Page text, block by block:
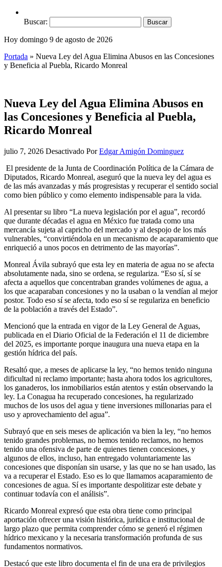
Buscar:
Hoy domingo 9 de agosto de 2026
Portada » Nueva Ley del Agua Elimina Abusos en las Concesiones
y Beneficia al Puebla, Ricardo Monreal
Nueva Ley del Agua Elimina Abusos en
las Concesiones y Beneficia al Puebla,
Ricardo Monreal
julio 7, 2026 Desactivado Por Edgar Amigón Dominguez
El presidente de la Junta de Coordinación Política de la Cámara de
Diputados, Ricardo Monreal, aseguró que la nueva ley del agua es
de las más avanzadas y más progresistas y recuperar el sentido social
como bien público y como elemento indispensable para la vida.
Al presentar su libro “La nueva legislación por el agua”, recordó
que durante décadas el agua en México fue tratada como una
mercancía sujeta al capricho del mercado y al despojo de los más
vulnerables, “convirtiéndola en un mecanismo de acaparamiento que
enriqueció a unos pocos en detrimento de las mayorías”.
Monreal Ávila subrayó que esta ley en materia de agua no se afecta
absolutamente nada, sino se ordena, se regulariza. “Eso sí, sí se
afecta a aquellos que concentraban grandes volúmenes de agua, a
los que acaparaban concesiones y no la usaban o la vendían al mejor
postor. Todo eso sí se afecta, todo eso sí se regulariza en beneficio
de la población a través del Estado”.
Mencionó que la entrada en vigor de la Ley General de Aguas,
publicada en el Diario Oficial de la Federación el 11 de diciembre
del 2025, es importante porque inaugura una nueva etapa en la
gestión hídrica del país.
Resaltó que, a meses de aplicarse la ley, “no hemos tenido ninguna
dificultad ni reclamo importante; hasta ahora todos los agricultores,
los ganaderos, los inmobiliarios están atentos y están observando la
ley. La Conagua ha recuperado concesiones, ha regularizado
muchos de los usos del agua y tiene inversiones millonarias para el
uso y aprovechamiento del agua”.
Subrayó que en seis meses de aplicación va bien la ley, “no hemos
tenido grandes problemas, no hemos tenido reclamos, no hemos
tenido una ofensiva de parte de quienes tienen concesiones, y
algunos de ellos, incluso, han entregado voluntariamente las
concesiones que disponían sin usarse, y las que no se han usado, las
va a recuperar el Estado. Eso es lo que llamamos acaparamiento de
concesiones de agua. Sí es importante despolitizar este debate y
continuar todavía con el análisis”.
Ricardo Monreal expresó que esta obra tiene como principal
aportación ofrecer una visión histórica, jurídica e institucional de
largo plazo que permita comprender cómo se generó el régimen
hídrico mexicano y la necesaria transformación profunda de sus
fundamentos normativos.
Destacó que este libro documenta el fin de una era de privilegios